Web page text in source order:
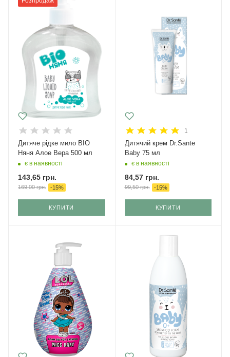
Дитяче рідке мило BIO
Няня Алое Вера 500 мл
є в наявності
143,65 грн.
169,00грн. -15%
КУПИТИ
1
Дитячий крем Dr.Sante
Baby 75 мл
є в наявності
84,57грн.
99,50грн. -15%
КУПИТИ